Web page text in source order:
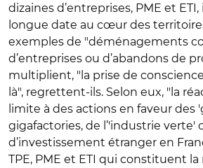
dizaines d’entreprises, PME et
longue date au cœur des
exemples de "déménagements
d’entreprises ou d’abandons de
multiplient, "la prise de
là", regrettent-ils. Selon eux, "la
limite à des actions en faveur des
gigafactories, de l’'industrie verte'
d’investissement étranger en
TPE, PME et ETI qui constituent